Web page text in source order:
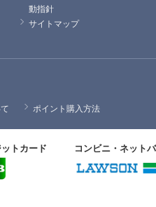
動指針
サイトマップ
ポイント購入方法
トカード コンビニ・ネット